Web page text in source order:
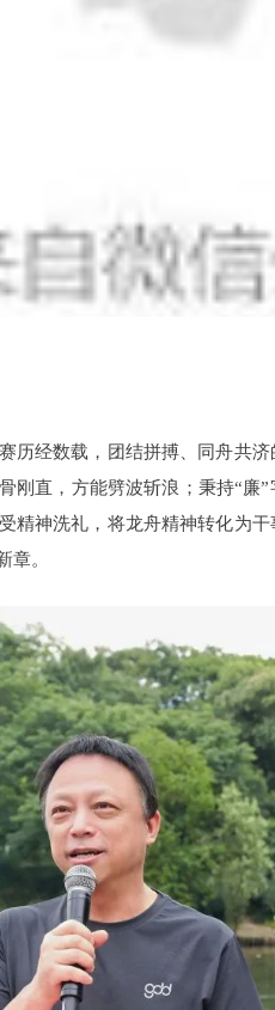
历经数载，团结拼搏、同舟共
刚直，方能劈波斩浪；秉持“廉
精神洗礼，将龙舟精神转化为
章。